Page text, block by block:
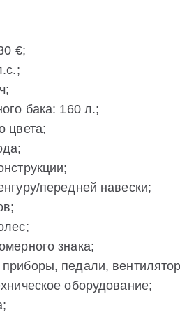
€;
бака: 160 л.;
цвета;
передней навески;
знака;
педали,
оборудование;